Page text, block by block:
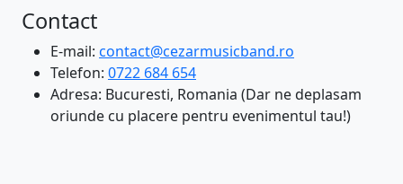
Contact
E-mail: contact@cezarmusicband.ro
Telefon: 0722 684 654
Adresa: Bucuresti, Romania (Dar ne deplasam
oriunde cu placere pentru evenimentul tau!)